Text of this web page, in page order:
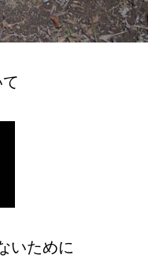
いために